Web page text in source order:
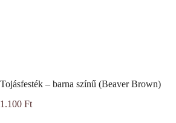
Tojásfesték – barna színű (Beaver Brown)
1.100 Ft